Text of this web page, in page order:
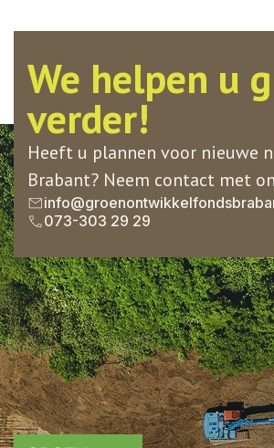
We helpen u
verder!
Heeft u plannen voor nieuwe
Brabant? Neem contact met
073-303 29 29